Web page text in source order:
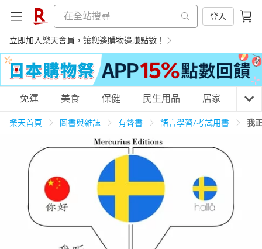
登入
立即加入樂天會員，讓您邊購物邊賺點數！
購物網分類
天天免運 美食蛋糕 養生保健 民生用品
居家生活 3C家電 運動休閒 親子玩具
免運 美食 保健 民生用品 居家 3C
樂天首頁 圖書與雜誌 有聲書 語言學習/考試用書 我